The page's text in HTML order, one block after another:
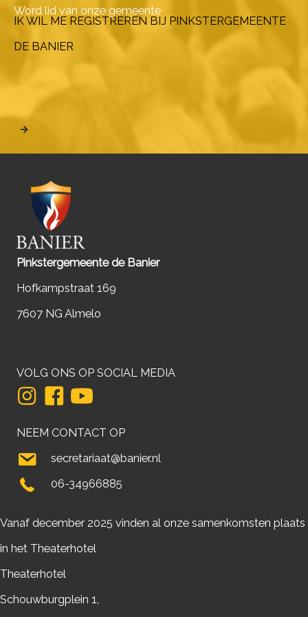
Word lid van onze gemeente
IK WIL ME REGISTREREN BIJ PINKSTERGEMEENTE
DE BANIER
Pinkstergemeente de Banier
Hofkampstraat 169
7607 NG Almelo
VOLG ONS OP SOCIAL MEDIA
NEEM CONTACT OP
secretariaat@banier.nl
06-34966885
Vanaf december 2025 vinden al onze samenkomsten plaats
in het Theaterhotel
Theaterhotel
Schouwburgplein 1,